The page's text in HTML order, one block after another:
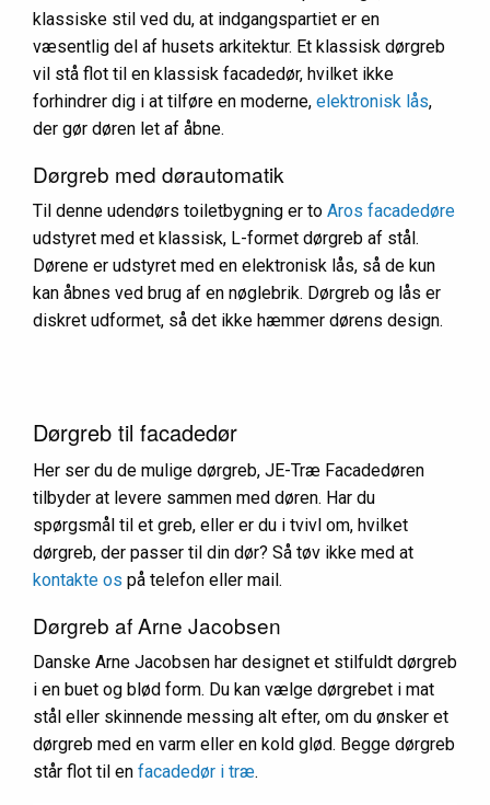
klassiske stil ved du, at indgangspartiet er en
væsentlig del af husets arkitektur. Et klassisk dørgreb
vil stå flot til en klassisk facadedør, hvilket ikke
forhindrer dig i at tilføre en moderne, elektronisk lås,
der gør døren let af åbne.
Dørgreb med dørautomatik
Til denne udendørs toiletbygning er to Aros facadedøre
udstyret med et klassisk, L-formet dørgreb af stål.
Dørene er udstyret med en elektronisk lås, så de kun
kan åbnes ved brug af en nøglebrik. Dørgreb og lås er
diskret udformet, så det ikke hæmmer dørens design.
Dørgreb til facadedør
Her ser du de mulige dørgreb, JE-Træ Facadedøren
tilbyder at levere sammen med døren. Har du
spørgsmål til et greb, eller er du i tvivl om, hvilket
dørgreb, der passer til din dør? Så tøv ikke med at
kontakte os på telefon eller mail.
Dørgreb af Arne Jacobsen
Danske Arne Jacobsen har designet et stilfuldt dørgreb
i en buet og blød form. Du kan vælge dørgrebet i mat
stål eller skinnende messing alt efter, om du ønsker et
dørgreb med en varm eller en kold glød. Begge dørgreb
står flot til en facadedør i træ.